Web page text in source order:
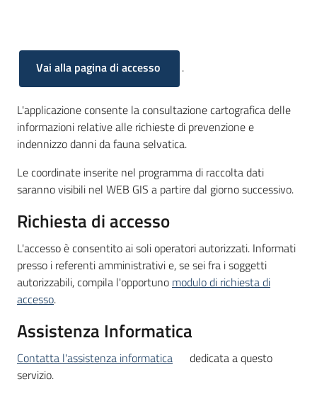
in
cifre
Seguici
su
Cos'èVai alla pagina di accesso .
L'applicazione consente la consultazione cartografica delle
informazioni relative alle richieste di prevenzione e
indennizzo danni da fauna selvatica.
Le coordinate inserite nel programma di raccolta dati
saranno visibili nel WEB GIS a partire dal giorno successivo.
Richiesta di accesso
L'accesso è consentito ai soli operatori autorizzati. Informati
presso i referenti amministrativi e, se sei fra i soggetti
autorizzabili, compila l'opportuno modulo di richiesta di
accesso.
Assistenza Informatica
Contatta l'assistenza informatica
dedicata a questo
servizio.